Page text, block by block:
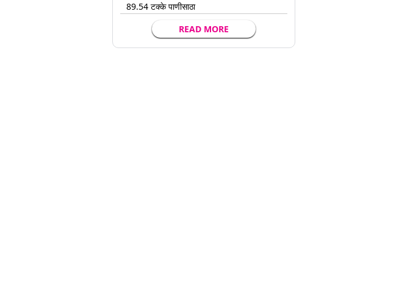
89.54 टक्के पाणीसाठा
READ MORE